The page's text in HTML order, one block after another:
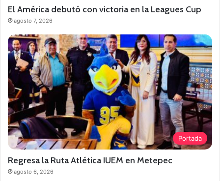
El América debutó con victoria en la Leagues Cup
agosto 7, 2026
Portada
Regresa la Ruta Atlética IUEM en Metepec
agosto 6, 2026